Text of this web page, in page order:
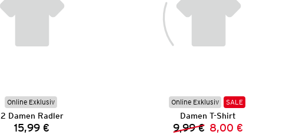
Online Exklusiv
2 Damen Radler
Preis:
15,99 €
Online Exklusiv SALE
Damen T-Shirt
Vorheriger Preis:
9,99 € Neuer Preis:
8,00 €